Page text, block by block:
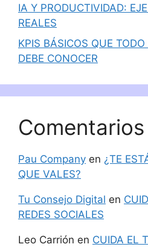
IA Y PRODUCTIVIDAD:
REALES
KPIS BÁSICOS QUE
DEBE CONOCER
Pau Company en ¿TE
QUE VALES?
Tu Consejo Digital en
REDES SOCIALES
Leo Carrión en CUIDA EL